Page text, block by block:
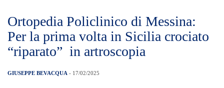
Ortopedia Policlinico di Messina:
Per la prima volta in Sicilia crociato
“riparato” in artroscopia
GIUSEPPE BEVACQUA - 17/02/2025